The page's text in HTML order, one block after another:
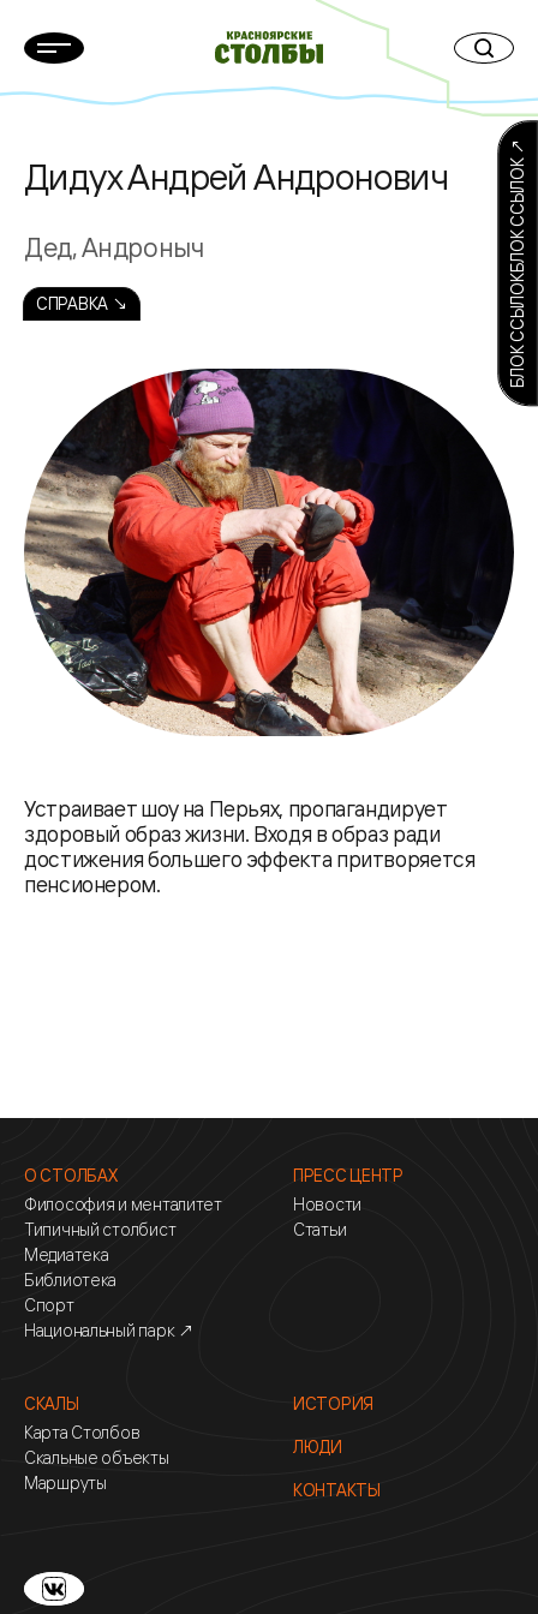
Дидух Андрей Андронович
Дед, Андроныч
СПРАВКА ↘
Устраивает шоу на Перьях, пропагандирует
здоровый образ жизни. Входя в образ ради
достижения большего эффекта притворяется
пенсионером.
БЛОК ССЫЛОКБЛОК ССЫЛОК ↗
О СТОЛБАХ
Философия и менталитет
Типичный столбист
Медиатека
Библиотека
Спорт
Национальный парк ↗
ПРЕСС ЦЕНТР
Новости
Статьи
СКАЛЫ
Карта Столбов
Скальные объекты
Маршруты
ИСТОРИЯ
ЛЮДИ
КОНТАКТЫ